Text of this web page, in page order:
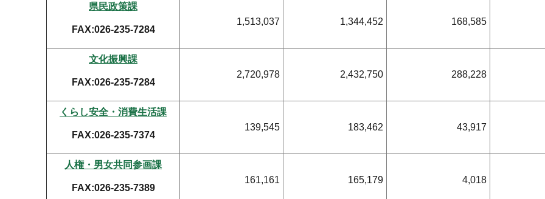
県民政策課
FAX:026-235-7284
1,513,037 1,344,452 168,585
文化振興課
FAX:026-235-7284
2,720,978 2,432,750 288,228
くらし安全・消費生活課
FAX:026-235-7374
139,545 183,462 43,917
人権・男女共同参画課
FAX:026-235-7389
161,161 165,179 4,018